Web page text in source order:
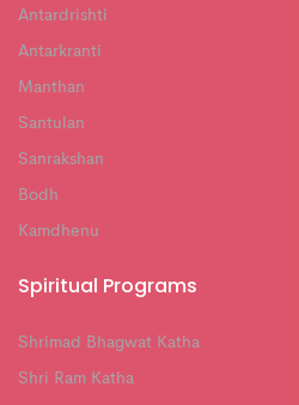
Antardrishti
Antarkranti
Manthan
Santulan
Sanrakshan
Bodh
Kamdhenu
Spiritual Programs
Shrimad Bhagwat Katha
Shri Ram Katha